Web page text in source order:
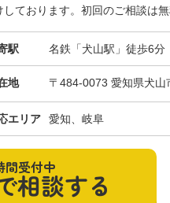
しております。初回のご相談は無
駅 名鉄「犬山駅」徒歩6分
地 〒484-0073 愛知県犬山
エリア 愛知、岐阜
間受付中
相談する